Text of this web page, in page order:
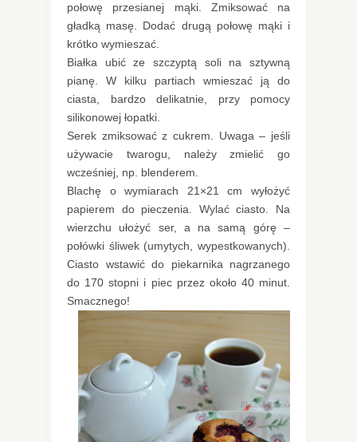
połowę przesianej mąki. Zmiksować na
gładką masę. Dodać drugą połowę mąki i
krótko wymieszać.
Białka ubić ze szczyptą soli na sztywną
pianę. W kilku partiach wmieszać ją do
ciasta, bardzo delikatnie, przy pomocy
silikonowej łopatki.
Serek zmiksować z cukrem. Uwaga – jeśli
używacie twarogu, należy zmielić go
wcześniej, np. blenderem.
Blachę o wymiarach 21×21 cm wyłożyć
papierem do pieczenia. Wylać ciasto. Na
wierzchu ułożyć ser, a na samą górę –
połówki śliwek (umytych, wypestkowanych).
Ciasto wstawić do piekarnika nagrzanego
do 170 stopni i piec przez około 40 minut.
Smacznego!